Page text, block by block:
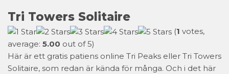
Tri Towers Solitaire
(1 votes,
average: 5.00 out of 5)
Här är ett gratis patiens online Tri Peaks eller Tri Towers
Solitaire, som redan är kända för många. Och i det här